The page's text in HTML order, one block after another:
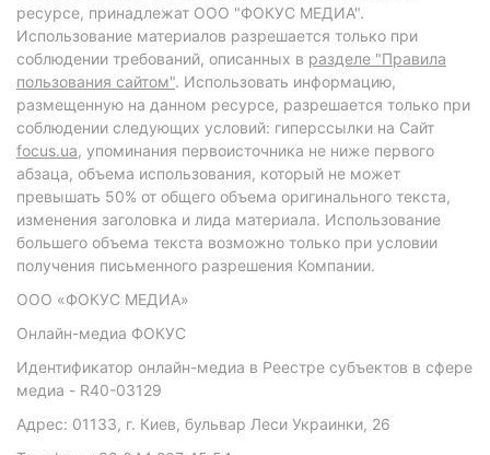
ресурсе, принадлежат ООО "ФОКУС МЕДИА".
Использование материалов разрешается только при
соблюдении требований, описанных в разделе "Правила
пользования сайтом". Использовать информацию,
размещенную на данном ресурсе, разрешается только при
соблюдении следующих условий: гиперссылки на Сайт
focus.ua, упоминания первоисточника не ниже первого
абзаца, объема использования, который не может
превышать 50% от общего объема оригинального текста,
изменения заголовка и лида материала. Использование
большего объема текста возможно только при условии
получения письменного разрешения Компании.
ООО «ФОКУС МЕДИА»
Онлайн-медиа ФОКУС
Идентификатор онлайн-медиа в Реестре субъектов в сфере
медиа - R40-03129
Адрес: 01133, г. Киев, бульвар Леси Украинки, 26